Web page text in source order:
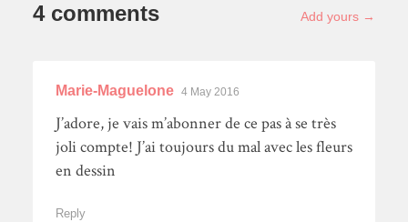
4 comments Add yours →
Marie-Maguelone 4 May 2016
J’adore, je vais m’abonner de ce pas à se très
joli compte! J’ai toujours du mal avec les fleurs
en dessin
Reply